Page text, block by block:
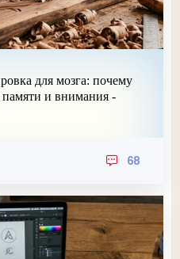
для мозга: почему
памяти и внимания -
68